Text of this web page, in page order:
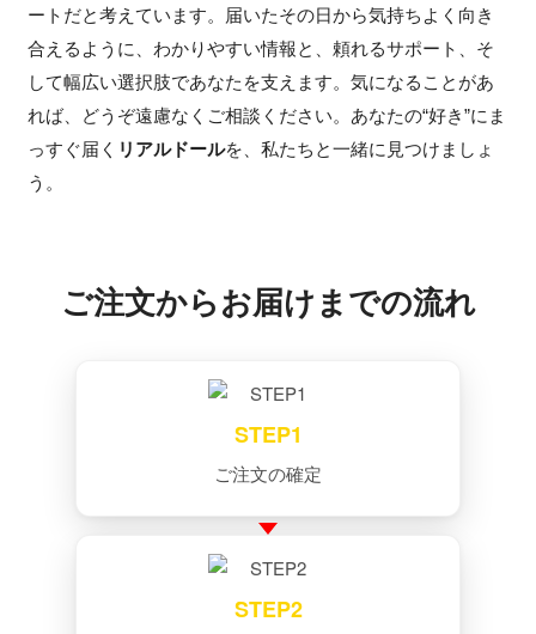
ートだと考えています。届いたその日から気持ちよく向き
合えるように、わかりやすい情報と、頼れるサポート、そ
して幅広い選択肢であなたを支えます。気になることがあ
れば、どうぞ遠慮なくご相談ください。あなたの“好き”にま
っすぐ届く リアルドールを、私たちと一緒に見つけましょ
う。
ご注文からお届けまでの流れ
STEP1
ご注文の確定
STEP2